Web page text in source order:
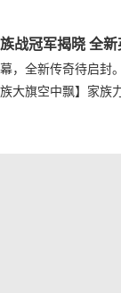
族战冠军揭晓 全
全新传奇待启封。
族大旗空中飘】家